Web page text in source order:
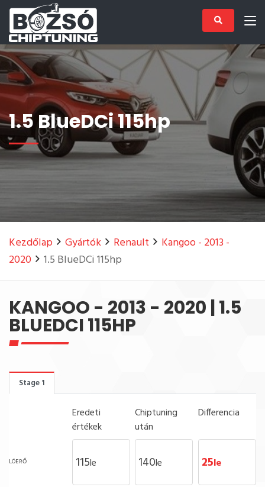
1.5 BlueDCi 115hp
Kezdőlap Gyártók Renault
Kangoo - 2013 -
2020
1.5 BlueDCi 115hp
KANGOO - 2013 - 2020 | 1.5
BLUEDCI 115HP
Stage 1
Eredeti
értékek
Chiptuning
után
Differencia
LÓERŐ 115le 140le 25le